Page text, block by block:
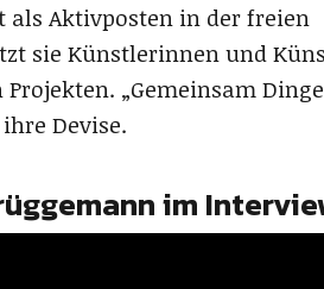
als Aktivposten in der freien
sie Künstlerinnen und
„Gemeinsam Dinge
Devise.
im